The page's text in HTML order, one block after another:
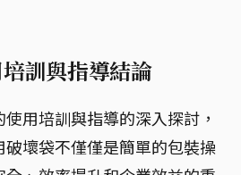
訓與指導結論
用培訓與指導的深入探討，
壞袋不僅僅是簡單的包裝操